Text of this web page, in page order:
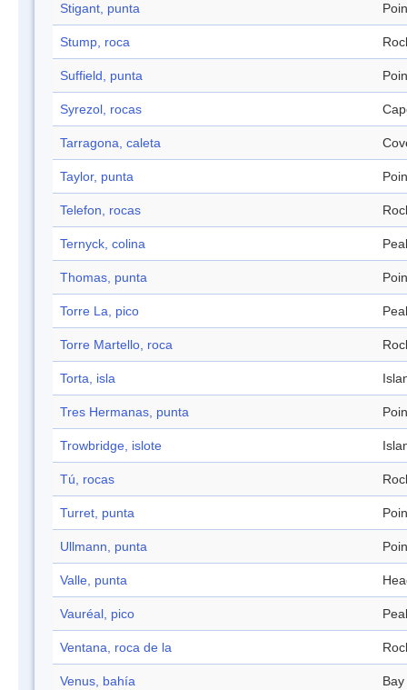
Stigant, punta
Stump, roca
Suffield, punta
Syrezol, rocas
Tarragona, caleta
Taylor, punta
Telefon, rocas
Ternyck, colina
Thomas, punta
Torre La, pico
Torre Martello, roca
Torta, isla
Tres Hermanas, punta
Trowbridge, islote
Tú, rocas
Turret, punta
Ullmann, punta
Valle, punta
Vauréal, pico
Ventana, roca de la
Venus, bahía Bay